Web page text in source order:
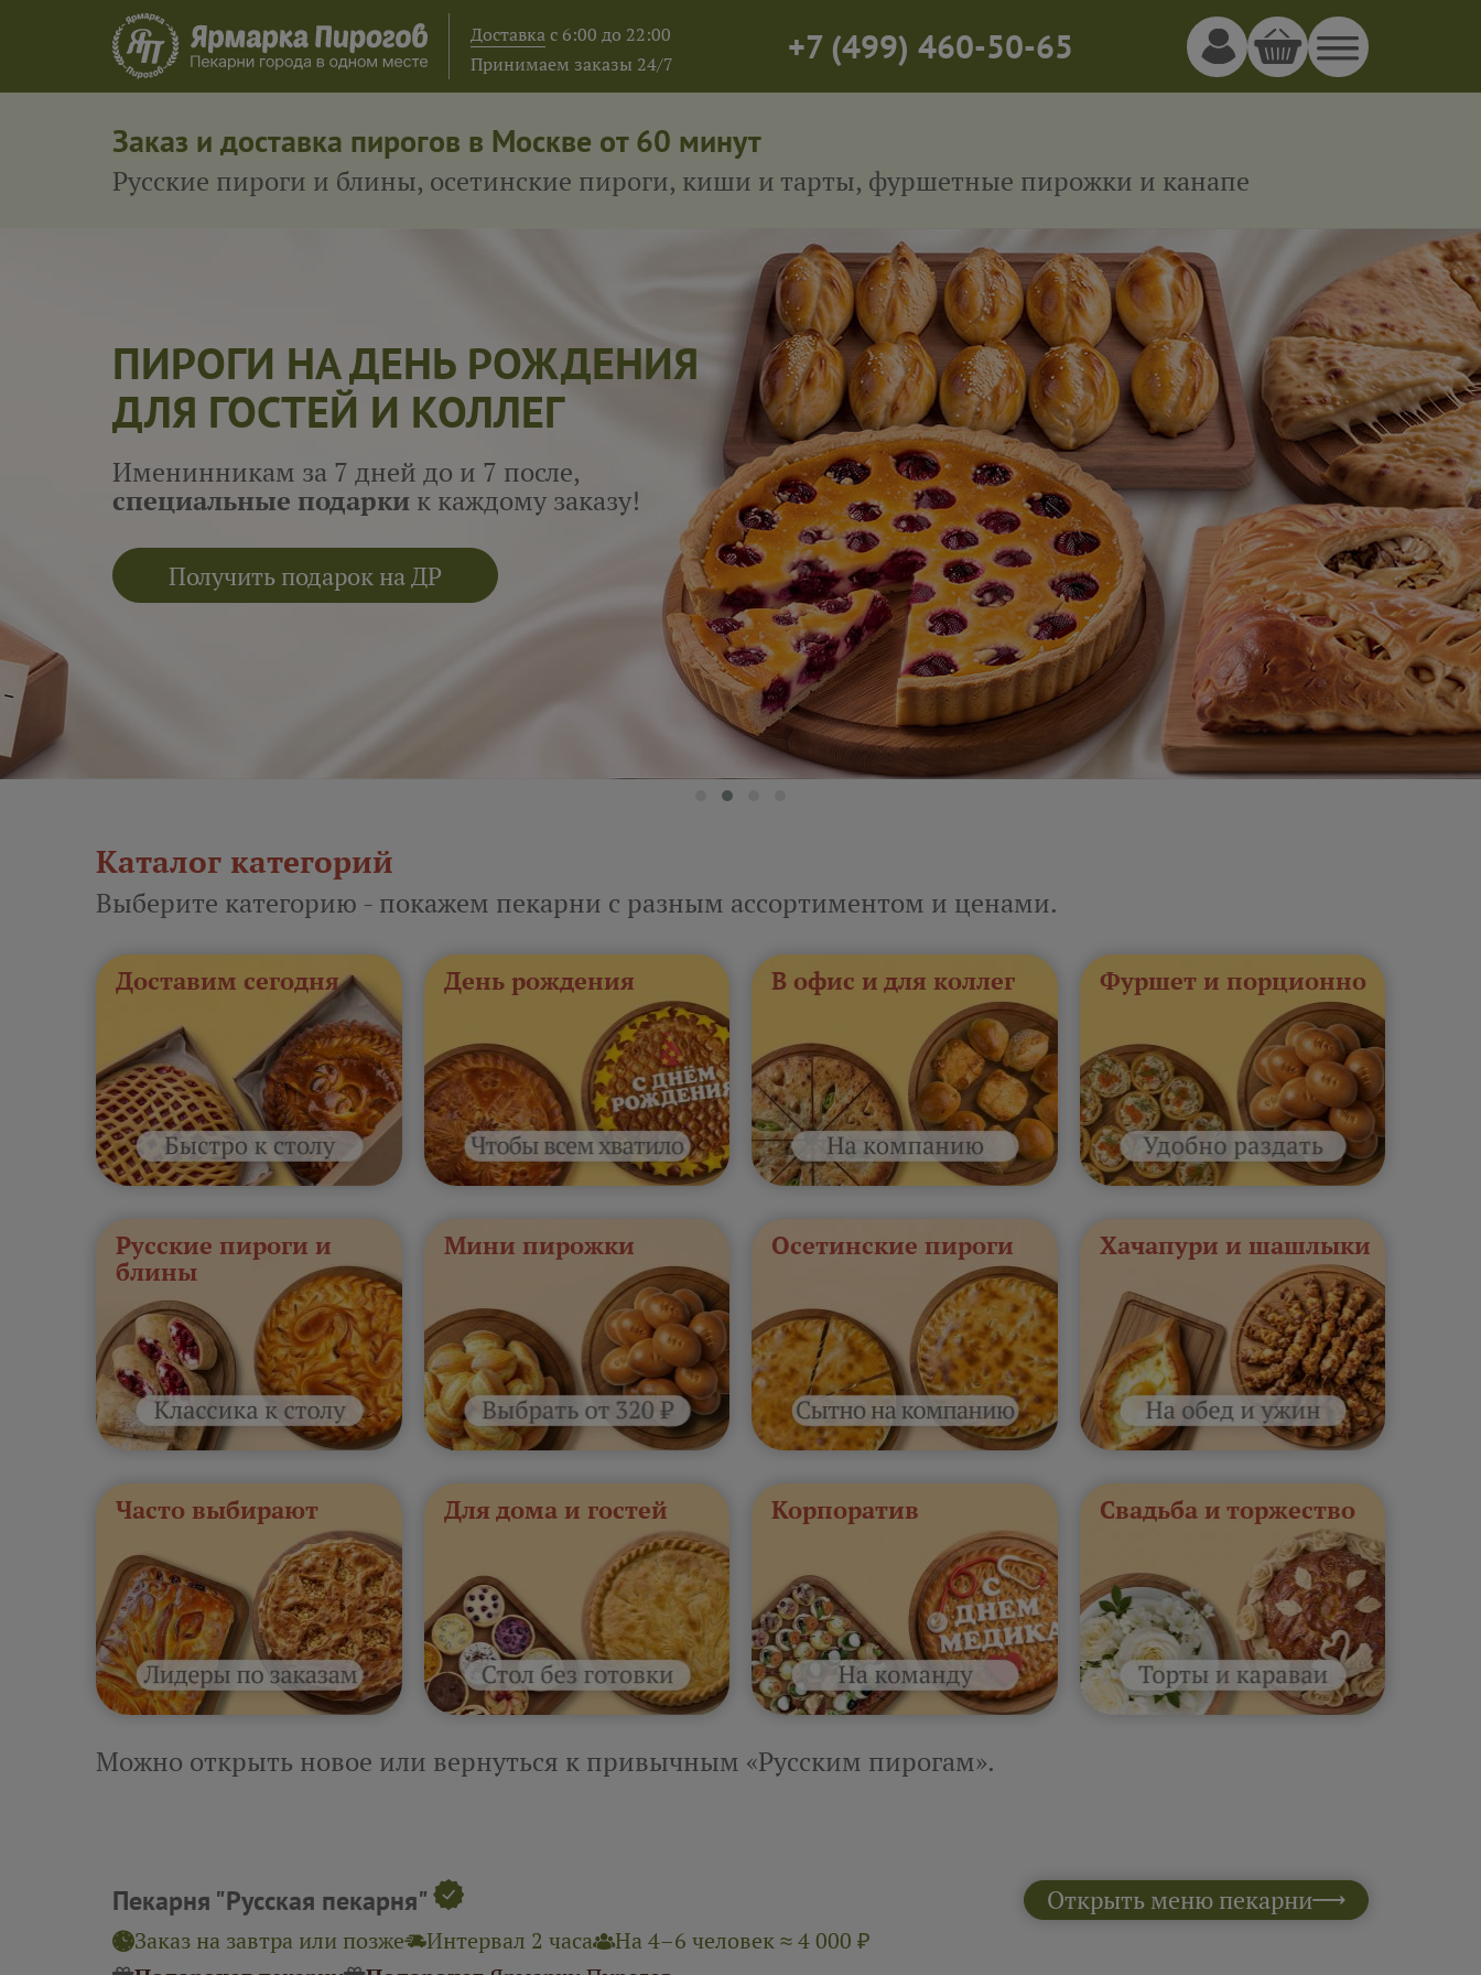
Доставкас 6:00 до 22:00
Принимаем заказы 24/7
+7(499) 460-50-65
Заказ и доставка пирогов в Москве от 60 минут
Русские пироги и блины, осетинские пироги, киши и тарты, фуршетные пирожки и канапе
ПИРОГИ НА ДЕНЬ РОЖДЕНИЯ
ДЛЯ ГОСТЕЙ И КОЛЛЕГ
Именинникам за 7 дней до и 7 после,
специальные подарки к каждому заказу!
Получить подарок на ДР
Каталог категорий
Выберите категорию - покажем пекарни с разным ассортиментом и ценами.
Доставим сегодня День рождения В офис и для коллег Фуршет и порционно
Русские пироги и
блины
Мини пирожки Осетинские пироги Хачапури и шашлыки
Часто выбирают Для дома и гостей Корпоратив Свадьба и торжество
Можно открыть новое или вернуться к привычным «Русским пирогам».
Пекарня "Русская пекарня" Открыть меню пекарни
Заказ на завтра или позже Интервал 2 часа
На 4–6 человек ≈ 4 000 ₽